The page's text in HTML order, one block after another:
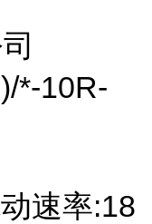
*-10R-
速率:18